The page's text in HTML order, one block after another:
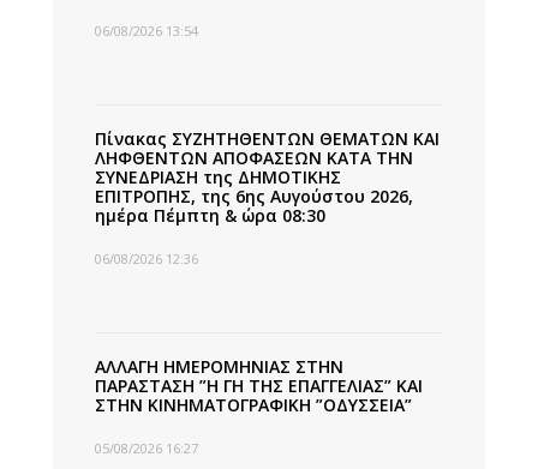
06/08/2026 13:54
Πίνακας ΣΥΖΗΤΗΘΕΝΤΩΝ ΘΕΜΑΤΩΝ ΚΑΙ
ΛΗΦΘΕΝΤΩΝ ΑΠΟΦΑΣΕΩΝ ΚΑΤΑ ΤΗΝ
ΣΥΝΕΔΡΙΑΣΗ της ΔΗΜΟΤΙΚΗΣ
ΕΠΙΤΡΟΠΗΣ, της 6ης Αυγούστου 2026,
ημέρα Πέμπτη & ώρα 08:30
06/08/2026 12:36
ΑΛΛΑΓΗ ΗΜΕΡΟΜΗΝΙΑΣ ΣΤΗΝ
ΠΑΡΑΣΤΑΣΗ ”Η ΓΗ ΤΗΣ ΕΠΑΓΓΕΛΙΑΣ” ΚΑΙ
ΣΤΗΝ ΚΙΝΗΜΑΤΟΓΡΑΦΙΚΗ ”ΟΔΥΣΣΕΙΑ”
05/08/2026 16:27